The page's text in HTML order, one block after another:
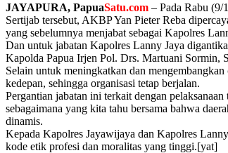
JAYAPURA, PapuaSatu.com – Pada Rabu (9/
Sertijab tersebut, AKBP Yan Pieter Reba
yang sebelumnya menjabat sebagai Kapolres
Dan untuk jabatan Kapolres Lanny Jaya
Kapolda Papua Irjen Pol. Drs. Martuani Sormin,
Selain untuk meningkatkan dan
kedepan, sehingga organisasi tetap berjalan.
Pergantian jabatan ini terkait dengan
sebagaimana yang kita tahu bersama bahwa
dinamis.
Kepada Kapolres Jayawijaya dan Kapolres
kode etik profesi dan moralitas yang tinggi.[yat]